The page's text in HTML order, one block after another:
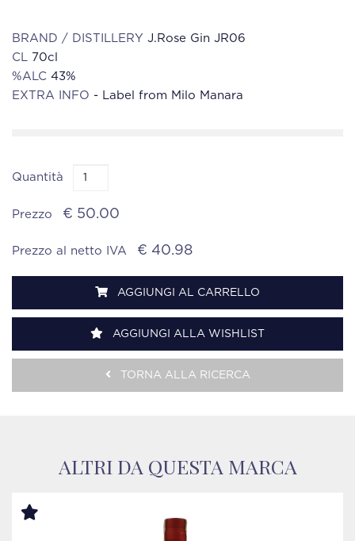
BRAND / DISTILLERY J.Rose Gin JR06
CL 70cl
%ALC 43%
EXTRA INFO - Label from Milo Manara
Quantità
Prezzo € 50.00
Prezzo al netto IVA € 40.98
AGGIUNGI AL CARRELLO
AGGIUNGI ALLA WISHLIST
TORNA ALLA RICERCA
ALTRI DA QUESTA MARCA